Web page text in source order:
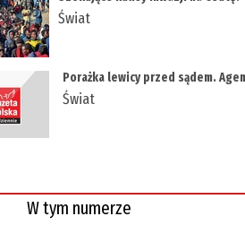
Świat
Porażka lewicy przed sądem.
Świat
W tym numerze